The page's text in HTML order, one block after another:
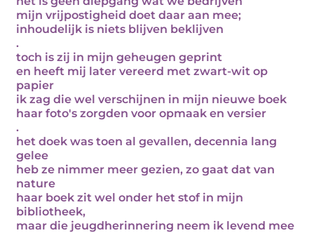
mijn vrijpostigheid doet daar aan mee;
inhoudelijk is niets blijven beklijven
.
toch is zij in mijn geheugen geprint
en heeft mij later vereerd met zwart-wit op
papier
ik zag die wel verschijnen in mijn nieuwe boek
haar foto's zorgden voor opmaak en versier
.
het doek was toen al gevallen, decennia lang
gelee
heb ze nimmer meer gezien, zo gaat dat van
nature
haar boek zit wel onder het stof in mijn
bibliotheek,
maar die jeugdherinnering neem ik levend mee